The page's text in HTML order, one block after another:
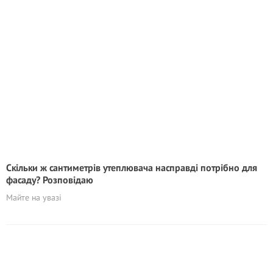
Скільки ж сантиметрів утеплювача насправді потрібно для
фасаду? Розповідаю
Майте на увазі